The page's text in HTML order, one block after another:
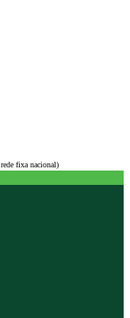
fixa nacional)